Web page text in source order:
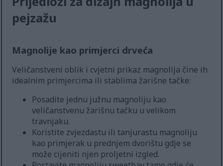
pejzažu
Magnolije kao primjerci drveća
Veličanstveni oblik i cvjetni prikaz magnolija čine ih
idealnim primjercima ili stablima žarišne tačke:
Posadite jednu južnu magnoliju kao
veličanstvenu žarišnu tačku u velikom
travnjaku.
Koristite zvjezdastu ili tanjurastu magnoliju
kao primjerak u prednjem dvorištu gdje se
može cijeniti njen proljetni izgled.